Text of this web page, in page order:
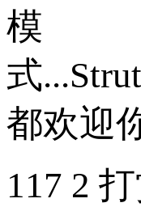
模
式
都欢迎
117 2